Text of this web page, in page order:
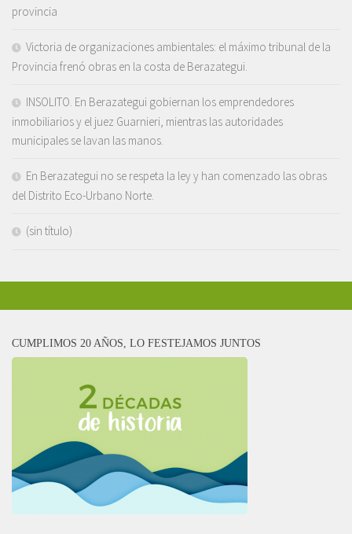
provincia
Victoria de organizaciones ambientales: el máximo tribunal de la
Provincia frenó obras en la costa de Berazategui.
INSOLITO. En Berazategui gobiernan los emprendedores
inmobiliarios y el juez Guarnieri, mientras las autoridades
municipales se lavan las manos.
En Berazategui no se respeta la ley y han comenzado las obras
del Distrito Eco-Urbano Norte.
(sin título)
CUMPLIMOS 20 AÑOS, LO FESTEJAMOS JUNTOS